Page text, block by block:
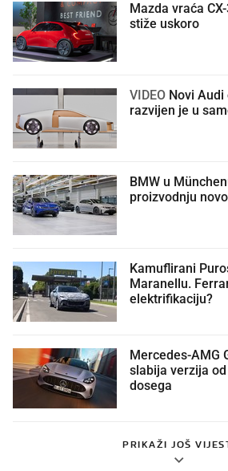
Mazda vraća
stiže uskoro
VIDEO
razvijen je u
BMW u
proizvodnju
Kamuflirani
Maranellu.
elektrifikaciju?
Mercedes-AMG
slabija verzija
dosega
PRIKAŽI JOŠ